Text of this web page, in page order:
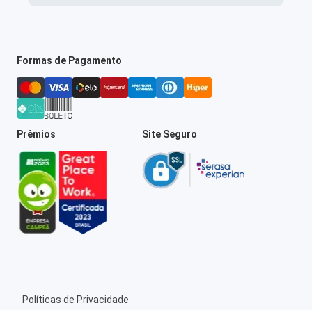
Formas de Pagamento
Prêmios Site Seguro
Políticas de Privacidade